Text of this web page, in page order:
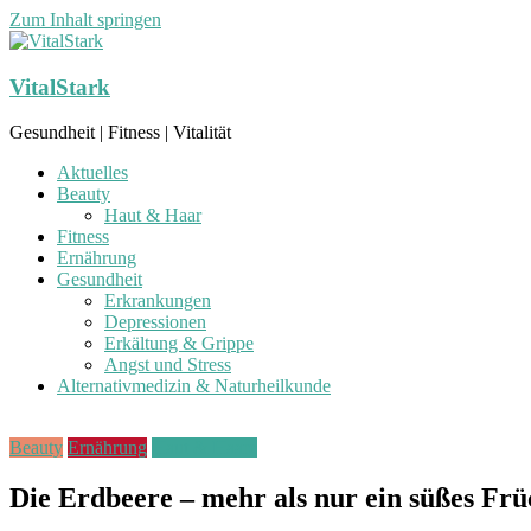
Zum Inhalt springen
VitalStark
Gesundheit | Fitness | Vitalität
Aktuelles
Beauty
Haut & Haar
Fitness
Ernährung
Gesundheit
Erkrankungen
Depressionen
Erkältung & Grippe
Angst und Stress
Alternativmedizin & Naturheilkunde
Beauty Ernährung
Die Erdbeere – mehr als nur ein süßes